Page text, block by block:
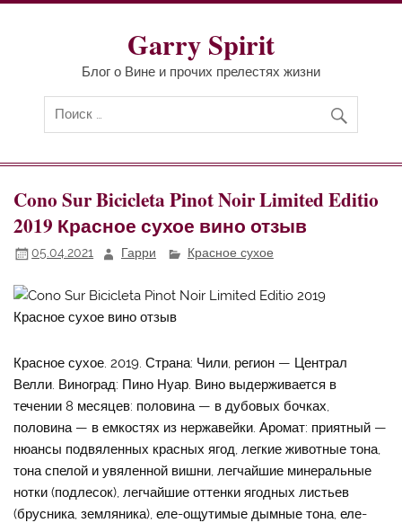
Перейти
Garry Spirit
Блог о Вине и прочих прелестях жизни
Cono Sur Bicicleta Pinot Noir Limited Editio
2019 Красное сухое вино отзыв
05.04.2021 Гарри Красное сухое
Красное сухое. 2019. Страна: Чили, регион — Централ
Велли. Виноград: Пино Нуар. Вино выдерживается в
течении 8 месяцев: половина — в дубовых бочках,
половина — в емкостях из нержавейки. Аромат: приятный —
нюансы подвяленных красных ягод, легкие животные тона,
тона спелой и увяленной вишни, легчайшие минеральные
нотки (подлесок), легчайшие оттенки ягодных листьев
(брусника, земляника), еле-ощутимые дымные тона, еле-